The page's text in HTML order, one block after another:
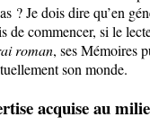
? Je dois dire qu’en
de commencer, si le
roman, ses Mémoires
son monde.
acquise au